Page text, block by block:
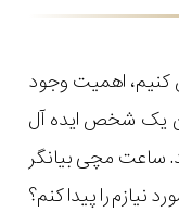
کنیم، اهمیت وجود
یک شخص ایده آل
ساعت مچی بیانگر
را پیدا کنم؟